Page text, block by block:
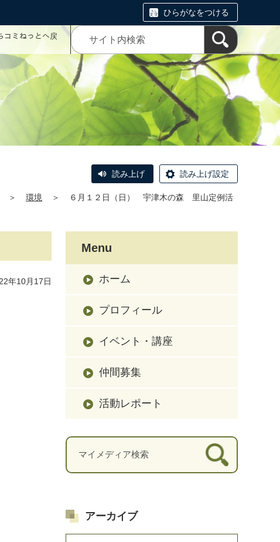
ひらがなをつける
ミねっとへ戻
読み上げ 読み上げ設定
＞ 環境 ＞
６月１２日（日） 宇津木の森 里山定例活
年10月17日
Menu
ホーム
プロフィール
イベント・講座
仲間募集
活動レポート
アーカイブ